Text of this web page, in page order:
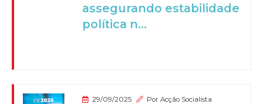
assegurando estabilidade
política n...
29/09/2025 PorAcção Socialista